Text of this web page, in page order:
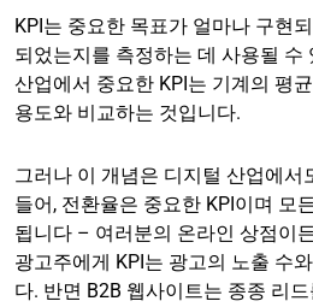
KPI는 중요한 목표가 얼마나 구현
되었는지를 측정하는 데 사용될 수
산업에서 중요한 KPI는 기계의 평
용도와 비교하는 것입니다.
그러나 이 개념은 디지털 산업에서
들어, 전환율은 중요한 KPI이며 모
됩니다 – 여러분의 온라인 상점이
광고주에게 KPI는 광고의 노출 수
다. 반면 B2B 웹사이트는 종종 리